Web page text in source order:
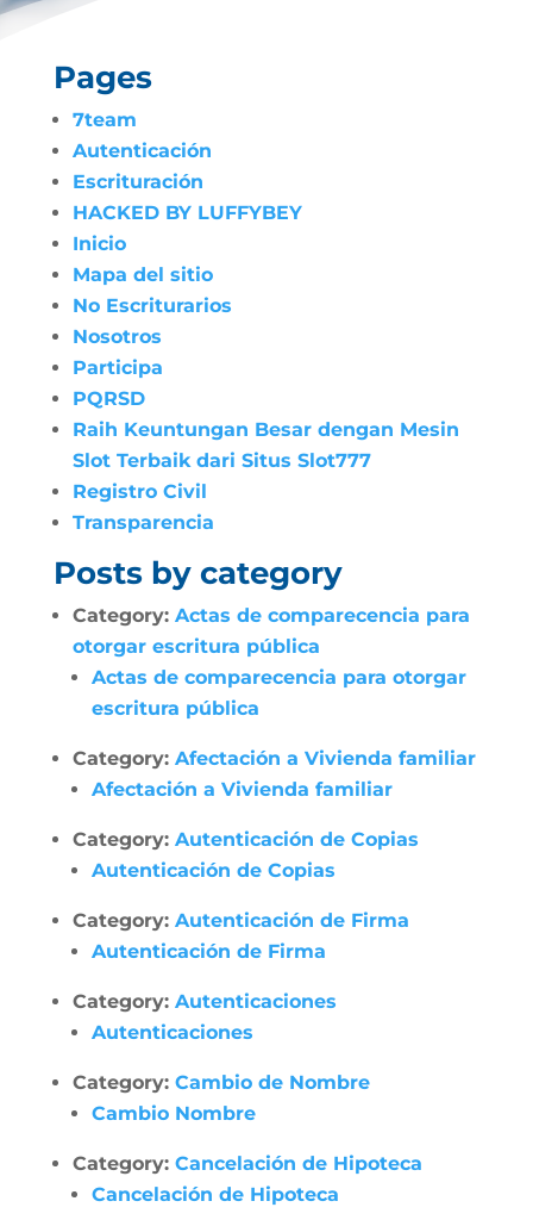
Pages
7team
Autenticación
Escrituración
HACKED BY LUFFYBEY
Inicio
Mapa del sitio
No Escriturarios
Nosotros
Participa
PQRSD
Raih Keuntungan Besar dengan Mesin
Slot Terbaik dari Situs Slot777
Registro Civil
Transparencia
Posts by category
Category: Actas de comparecencia para
otorgar escritura pública
Actas de comparecencia para otorgar
escritura pública
Category: Afectación a Vivienda familiar
Afectación a Vivienda familiar
Category: Autenticación de Copias
Autenticación de Copias
Category: Autenticación de Firma
Autenticación de Firma
Category: Autenticaciones
Autenticaciones
Category: Cambio de Nombre
Cambio Nombre
Category: Cancelación de Hipoteca
Cancelación de Hipoteca